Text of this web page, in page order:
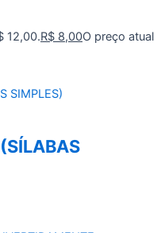
12,00.R$ 8,00O preço atual